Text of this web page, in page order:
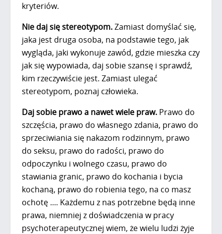
kryteriów.
Nie daj się stereotypom.Zamiast domyślać się,
jaka jest druga osoba, na podstawie tego, jak
wygląda, jaki wykonuje zawód, gdzie mieszka czy
jak się wypowiada, daj sobie szansę i sprawdź,
kim rzeczywiście jest. Zamiast ulegać
stereotypom, poznaj człowieka.
Daj sobie prawo a nawet wiele praw.Prawo do
szczęścia, prawo do własnego zdania, prawo do
sprzeciwiania się nakazom rodzinnym, prawo
do seksu, prawo do radości, prawo do
odpoczynku i wolnego czasu, prawo do
stawiania granic, prawo do kochania i bycia
kochaną, prawo do robienia tego, na co masz
ochotę .... Każdemu z nas potrzebne będą inne
prawa, niemniej z doświadczenia w pracy
psychoterapeutycznej wiem, że wielu ludzi żyje